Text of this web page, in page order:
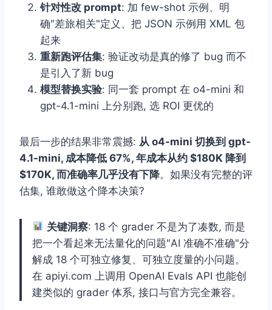
针对性改 prompt: 加 few-shot 示例、明
确"差旅相关"定义、把 JSON 示例用 XML 包
起来
重新跑评估集: 验证改动是真的修了 bug 而不
是引入了新 bug
模型替换实验: 同一套 prompt 在 o4-mini 和
gpt-4.1-mini 上分别跑, 选 ROI 更优的
最后一步的结果非常震撼: 从 o4-mini 切换到 gpt-
4.1-mini, 成本降低 67%, 年成本从约 $180K 降到
$170K, 而准确率几乎没有下降。如果没有完整的评
估集, 谁敢做这个降本决策?
关键洞察: 18 个 grader 不是为了凑数, 而是
把一个看起来无法量化的问题"AI 准确不准确"分
解成 18 个可独立修复、可独立度量的小问题。
在 apiyi.com 上调用 OpenAI Evals API 也能创
建类似的 grader 体系, 接口与官方完全兼容。